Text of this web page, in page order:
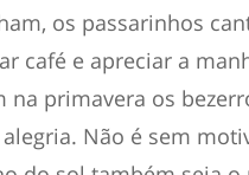
os passarinhos
café e apreciar a
na primavera os
Não é sem